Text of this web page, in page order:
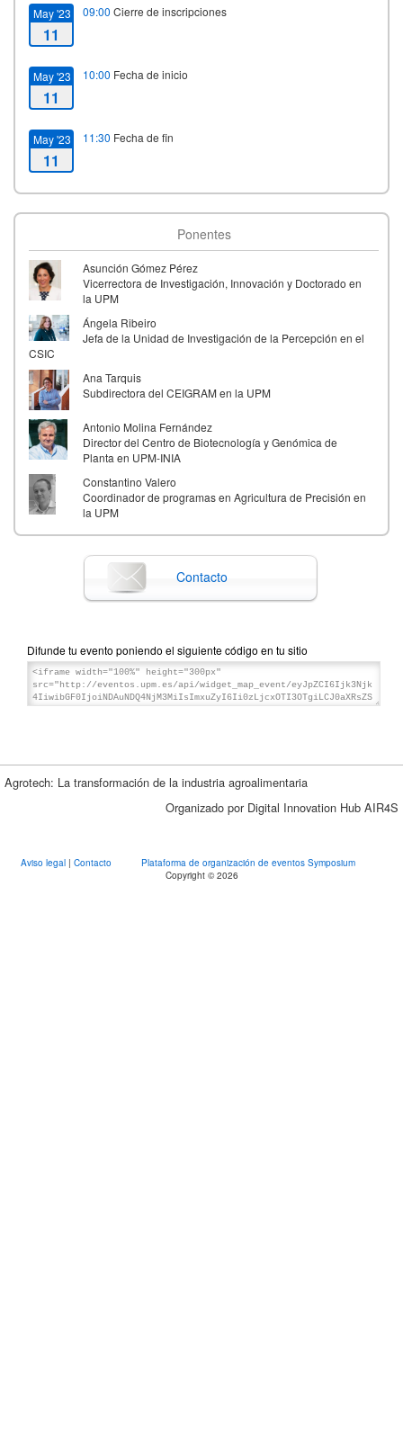
May '23
11
09:00 Cierre de inscripciones
May '23
11
10:00 Fecha de inicio
May '23
11
11:30 Fecha de fin
Ponentes
Asunción Gómez Pérez
Vicerrectora de Investigación, Innovación y Doctorado en
la UPM
Ángela Ribeiro
Jefa de la Unidad de Investigación de la Percepción en el
CSIC
Ana Tarquis
Subdirectora del CEIGRAM en la UPM
Antonio Molina Fernández
Director del Centro de Biotecnología y Genómica de
Planta en UPM-INIA
Constantino Valero
Coordinador de programas en Agricultura de Precisión en
la UPM
Daniel Garijo
Investigador en el Departamento de IA de la UPM
Contacto
Difunde tu evento poniendo el siguiente código en tu sitio
Agrotech: La transformación de la industria agroalimentaria
Organizado por Digital Innovation Hub AIR4S
Aviso legal | Contacto
Plataforma de organización de eventos Symposium
Copyright © 2026